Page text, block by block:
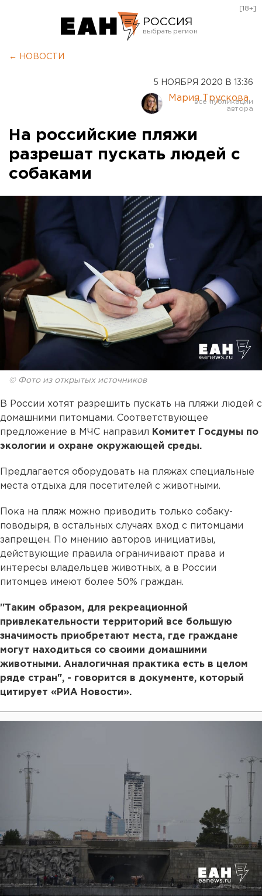
РОССИЯ
Курган
Оренбург
[18+]
← НОВОСТИ
5 НОЯБРЯ 2020 В 13:36
Мария Трускова
На российские пляжи
разрешат пускать людей с
собаками
© Фото из открытых источников
В России хотят разрешить пускать на пляжи людей с
домашними питомцами. Соответствующее
предложение в МЧС направил Комитет Госдумы по
экологии и охране окружающей среды.
Предлагается оборудовать на пляжах специальные
места отдыха для посетителей с животными.
Пока на пляж можно приводить только собаку-
поводыря, в остальных случаях вход с питомцами
запрещен. По мнению авторов инициативы,
действующие правила ограничивают права и
интересы владельцев животных, а в России
питомцев имеют более 50% граждан.
"Таким образом, для рекреационной
привлекательности территорий все большую
значимость приобретают места, где граждане
могут находиться со своими домашними
животными. Аналогичная практика есть в целом
ряде стран", - говорится в документе, который
цитирует «РИА Новости».